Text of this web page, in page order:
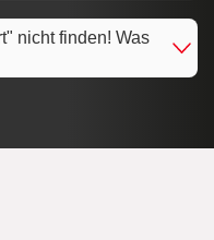
nicht finden! Was